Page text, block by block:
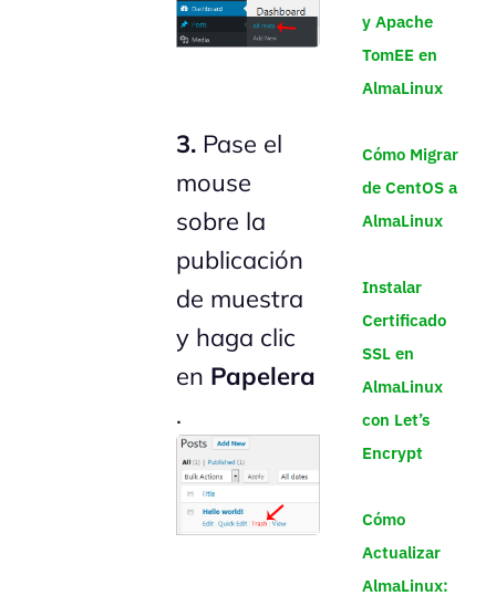
3. Pase el
mouse
sobre la
publicación
de muestra
y haga clic
en Papelera
.
y Apache
TomEE en
AlmaLinux
Cómo Migrar
de CentOS a
AlmaLinux
Instalar
Certificado
SSL en
AlmaLinux
con Let’s
Encrypt
Cómo
Actualizar
AlmaLinux: